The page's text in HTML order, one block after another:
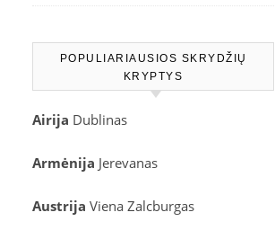
POPULIARIAUSIOS SKRYDŽIŲ
KRYPTYS
Airija Dublinas
Armėnija Jerevanas
Austrija Viena Zalcburgas